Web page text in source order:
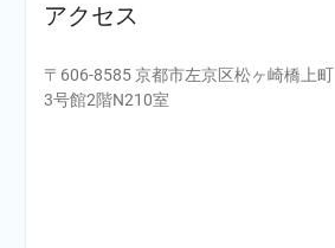
アクセス
〒606-8585 京都市左京区松ヶ崎橋上町
3号館2階N210室